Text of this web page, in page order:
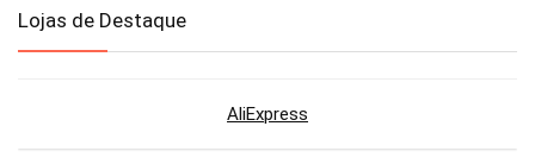
Lojas de Destaque
AliExpress